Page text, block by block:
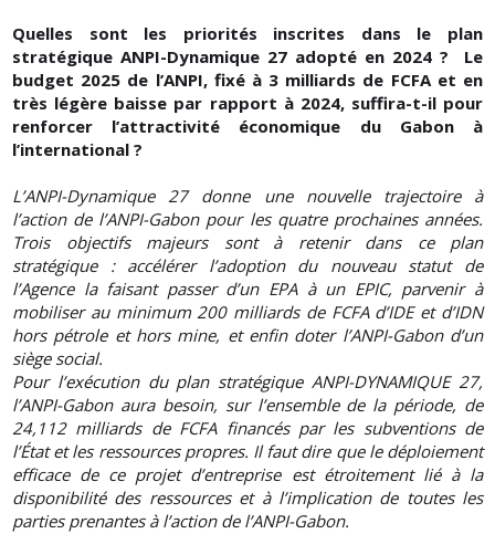
Quelles sont les priorités inscrites dans le plan
stratégique ANPI-Dynamique 27 adopté en 2024 ? Le
budget 2025 de l’ANPI, fixé à 3 milliards de FCFA et en
très légère baisse par rapport à 2024, suffira-t-il pour
renforcer l’attractivité économique du Gabon à
l’international ?
L’ANPI-Dynamique 27 donne une nouvelle trajectoire à
l’action de l’ANPI-Gabon pour les quatre prochaines années.
Trois objectifs majeurs sont à retenir dans ce plan
stratégique : accélérer l’adoption du nouveau statut de
l’Agence la faisant passer d’un EPA à un EPIC, parvenir à
mobiliser au minimum 200 milliards de FCFA d’IDE et d’IDN
hors pétrole et hors mine, et enfin doter l’ANPI-Gabon d’un
siège social.
Pour l’exécution du plan stratégique ANPI-DYNAMIQUE 27,
l’ANPI-Gabon aura besoin, sur l’ensemble de la période, de
24,112 milliards de FCFA financés par les subventions de
l’État et les ressources propres. Il faut dire que le déploiement
efficace de ce projet d’entreprise est étroitement lié à la
disponibilité des ressources et à l’implication de toutes les
parties prenantes à l’action de l’ANPI-Gabon.